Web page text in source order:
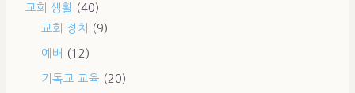
교회 생활 (40)
교회 정치
(9)
예배 (12)
기독교 교육 (20)